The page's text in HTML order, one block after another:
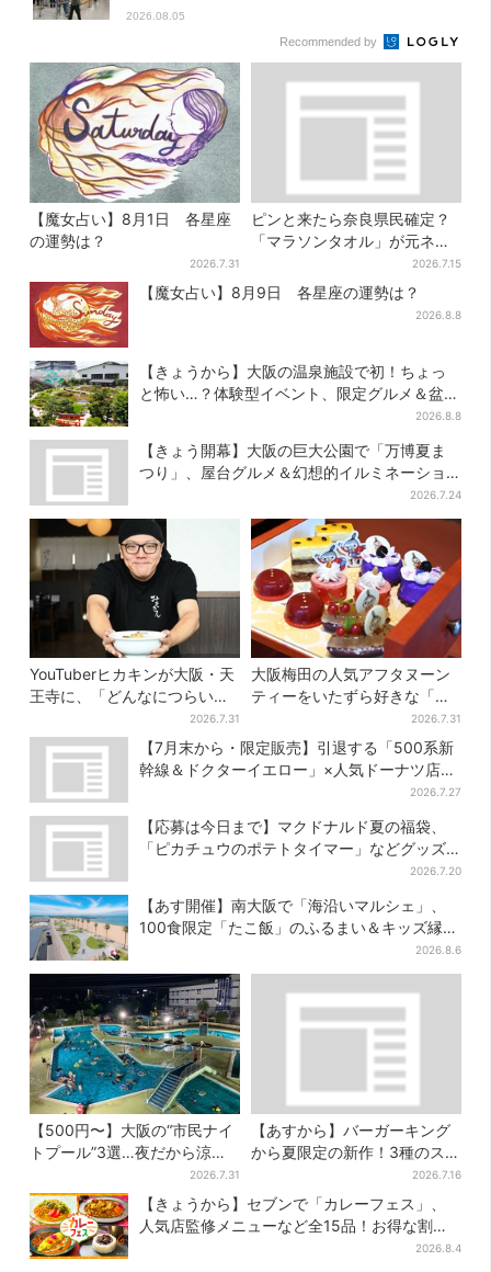
2026.08.05
Recommended by
【魔女占い】8月1日 各星座
の運勢は？
2026.7.31
ピンと来たら奈良県民確定？
「マラソンタオル」が元ネタ
の汗取りインナー、販売数5万
枚突破
2026.7.15
【魔女占い】8月9日 各星座の運勢は？
2026.8.8
【きょうから】大阪の温泉施設で初！ちょっ
と怖い…？体験型イベント、限定グルメ＆盆踊
2026.8.8
【きょう開幕】大阪の巨大公園で「万博夏ま
つり」、屋台グルメ＆幻想的イルミネーショ
2026.7.24
YouTuberヒカキンが大阪・天
王寺に、「どんなにつらい時
でも…」ラーメン愛＆兄セイ
キンとの思い出を語る
2026.7.31
大阪梅田の人気アフタヌーン
ティーをいたずら好きな「リ
トルミイ」がジャック！「ム
ーミン」たちとバカンスへ
2026.7.31
【7月末から・限定販売】引退する「500系新
幹線＆ドクターイエロー」×人気ドーナツ店が
2026.7.27
【応募は今日まで】マクドナルド夏の福袋、
「ピカチュウのポテトタイマー」などグッズ3
2026.7.20
【あす開催】南大阪で「海沿いマルシェ」、
100食限定「たこ飯」のふるまい＆キッズ縁日
2026.8.6
【500円〜】大阪の“市民ナイ
トプール”3選…夜だから涼し
2026.7.31
【あすから】バーガーキング
から夏限定の新作！3種のステ
ーキワッパー「暑さ乗り切れ
そう」と話題に
2026.7.16
【きょうから】セブンで「カレーフェス」、
人気店監修メニューなど全15品！お得な割引
2026.8.4